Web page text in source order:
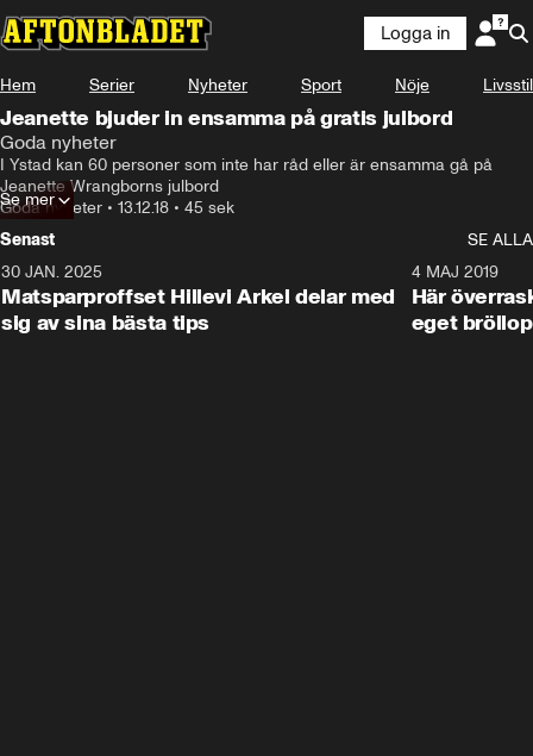
Logga in
Hem Serier Nyheter Sport Nöje Livsstil
Jeanette bjuder in ensamma på gratis julbord
Goda nyheter
I Ystad kan 60 personer som inte har råd eller är ensamma gå på
Jeanette Wrangborns julbord
Goda nyheter • 13.12.18 • 45 sek
Se mer
Senast
SE ALLA
30 JAN. 2025
Matsparproffset Hillevi Arkel delar med
sig av sina bästa tips
4 MAJ 2019
Här
eget bröllop